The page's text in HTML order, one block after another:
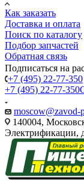
Как заказать
Доставка и оплата
Поиск по каталогу
Подбор запчастей
Обратная связь
Подписаться на
+7 (495) 22-77-350
+7 (495) 22-77-350
moscow@zavod-
140004,
Электрификации,